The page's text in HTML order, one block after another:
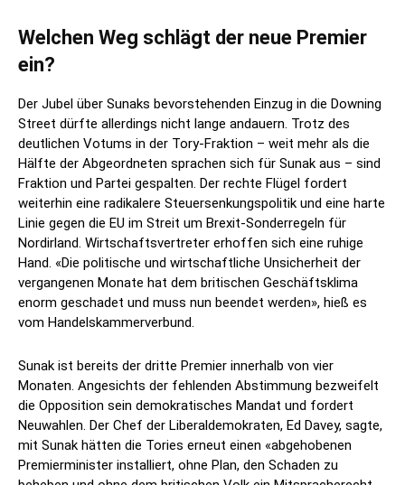
Welchen Weg schlägt der neue Premier
ein?
Der Jubel über Sunaks bevorstehenden Einzug in die Downing
Street dürfte allerdings nicht lange andauern. Trotz des
deutlichen Votums in der Tory-Fraktion – weit mehr als die
Hälfte der Abgeordneten sprachen sich für Sunak aus – sind
Fraktion und Partei gespalten. Der rechte Flügel fordert
weiterhin eine radikalere Steuersenkungspolitik und eine harte
Linie gegen die EU im Streit um Brexit-Sonderregeln für
Nordirland. Wirtschaftsvertreter erhoffen sich eine ruhige
Hand. «Die politische und wirtschaftliche Unsicherheit der
vergangenen Monate hat dem britischen Geschäftsklima
enorm geschadet und muss nun beendet werden», hieß es
vom Handelskammerverbund.
Sunak ist bereits der dritte Premier innerhalb von vier
Monaten. Angesichts der fehlenden Abstimmung bezweifelt
die Opposition sein demokratisches Mandat und fordert
Neuwahlen. Der Chef der Liberaldemokraten, Ed Davey, sagte,
mit Sunak hätten die Tories erneut einen «abgehobenen
Premierminister installiert, ohne Plan, den Schaden zu